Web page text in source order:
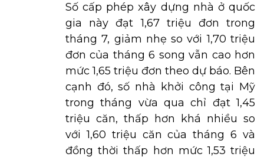
Số cấp phép xây dựng nhà ở quốc
gia này đạt 1,67 triệu đơn trong
tháng 7, giảm nhẹ so với 1,70 triệu
đơn của tháng 6 song vẫn cao hơn
mức 1,65 triệu đơn theo dự báo. Bên
cạnh đó, số nhà khởi công tại Mỹ
trong tháng vừa qua chỉ đạt 1,45
triệu căn, thấp hơn khá nhiều so
với 1,60 triệu căn của tháng 6 và
đồng thời thấp hơn mức 1,53 triệu